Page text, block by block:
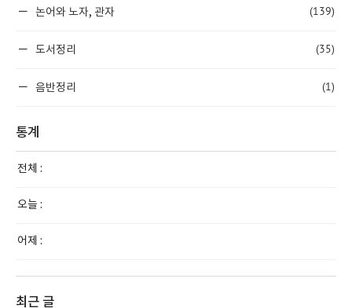
논어와 노자, 관자 (139)
도서정리 (35)
음반정리 (1)
통계
전체 :
오늘 :
어제 :
최근 글